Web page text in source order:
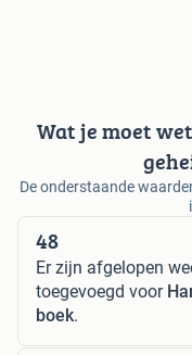
Wat je moet
De onderstaande
48
Er zijn afgelopen
toegevoegd voor
boek.